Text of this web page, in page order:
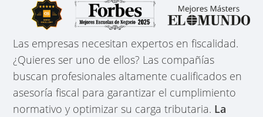
Las empresas necesitan expertos en fiscalidad.
¿Quieres ser uno de ellos? Las compañías
buscan profesionales altamente cualificados en
asesoría fiscal para garantizar el cumplimiento
normativo y optimizar su carga tributaria. La